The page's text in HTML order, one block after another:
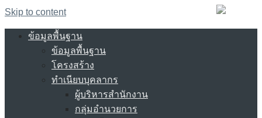
Skip to content
ข้อมูลพื้นฐาน
ข้อมูลพื้นฐาน
โครงสร้าง
ทำเนียบบุคลากร
ผู้บริหารสำนักงาน
กลุ่มอำนวยการ